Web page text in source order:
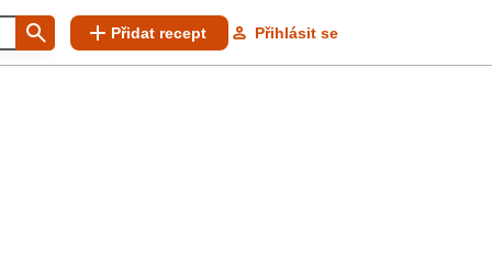
Přidat recept Přihlásit se